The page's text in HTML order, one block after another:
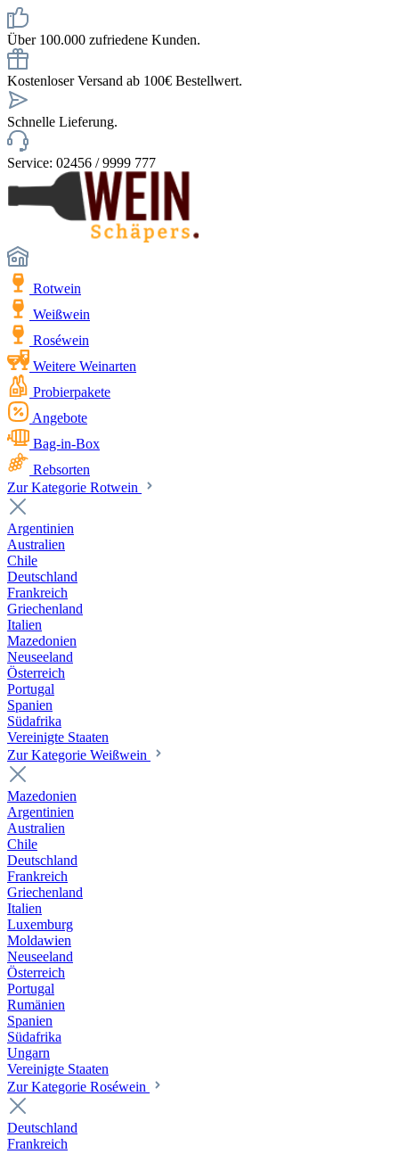
Über 100.000 zufriedene Kunden.
Kostenloser Versand ab 100€ Bestellwert.
Schnelle Lieferung.
Service: 02456 / 9999 777
Rotwein
Weißwein
Roséwein
Weitere Weinarten
Probierpakete
Angebote
Bag-in-Box
Rebsorten
Zur Kategorie Rotwein
Argentinien
Australien
Chile
Deutschland
Frankreich
Griechenland
Italien
Mazedonien
Neuseeland
Österreich
Portugal
Spanien
Südafrika
Vereinigte Staaten
Zur Kategorie Weißwein
Mazedonien
Argentinien
Australien
Chile
Deutschland
Frankreich
Griechenland
Italien
Luxemburg
Moldawien
Neuseeland
Österreich
Portugal
Rumänien
Spanien
Südafrika
Ungarn
Vereinigte Staaten
Zur Kategorie Roséwein
Deutschland
Frankreich